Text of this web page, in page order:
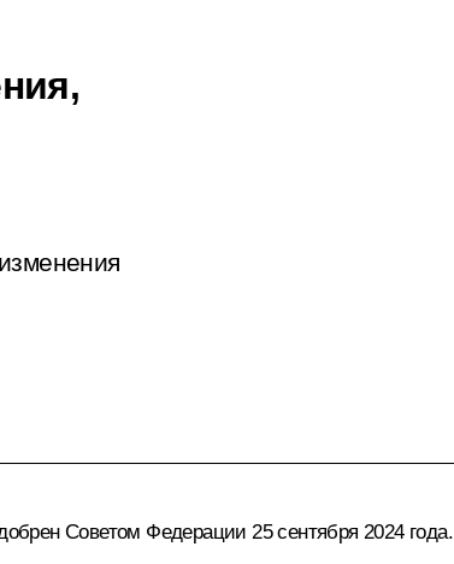
Советом Федерации 25 сентября 2024 года.